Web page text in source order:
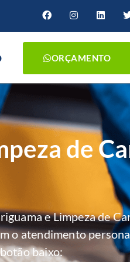
ORÇAMENTO
de
e Limpeza de
o atendimento
baixo: